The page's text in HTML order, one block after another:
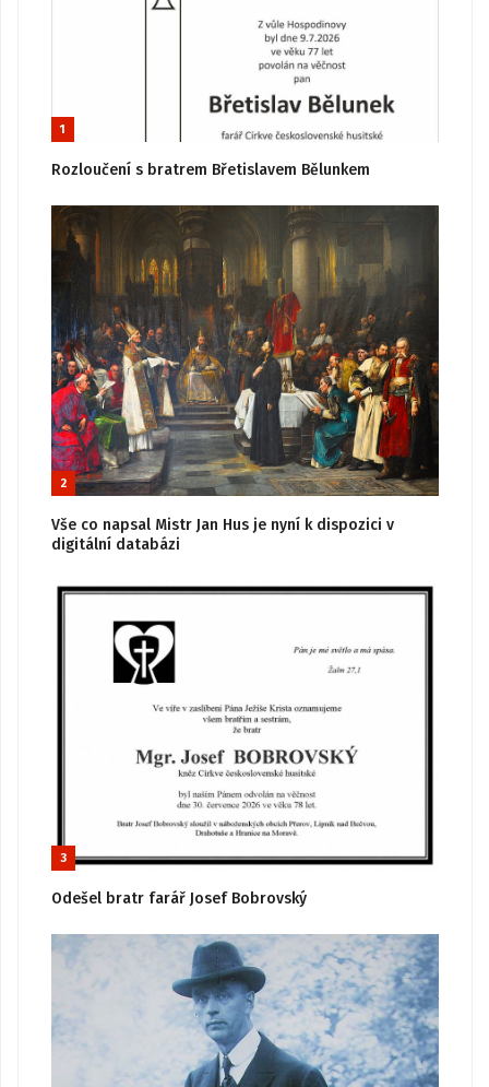
1
Rozloučení s bratrem Břetislavem Bělunkem
2
Vše co napsal Mistr Jan Hus je nyní k dispozici v
digitální databázi
3
Odešel bratr farář Josef Bobrovský